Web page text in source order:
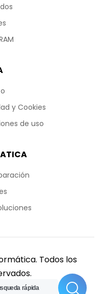
rápida
Buscar
y Cookies
de uso
Todos los